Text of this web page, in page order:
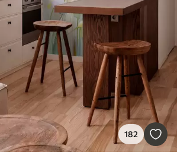
182